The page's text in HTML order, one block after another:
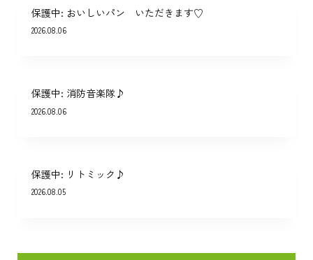
保護中: おいしいパン いただきます♡
2026.08.06
保護中: 消防音楽隊♪
2026.08.06
保護中: リトミック♪
2026.08.05